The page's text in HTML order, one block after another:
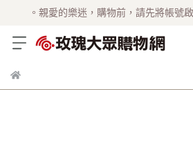
。親愛的樂迷，購物前，請先將帳號